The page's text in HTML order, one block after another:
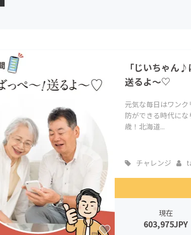
「じいちゃん
送るよ～♡
元気な毎日はワン
防ができる時代に
歳！北海道...
チャレンジ
現在
603,975JPY